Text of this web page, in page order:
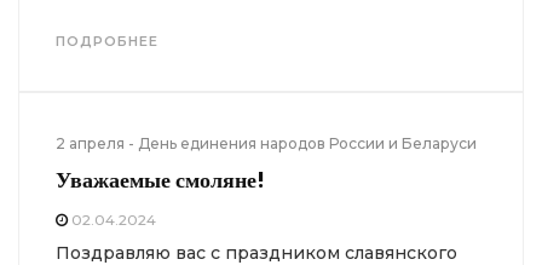
ПОДРОБНЕЕ
2 апреля - День единения народов России и Беларуси
Уважаемые смоляне!
02.04.2024
Поздравляю вас с праздником славянского